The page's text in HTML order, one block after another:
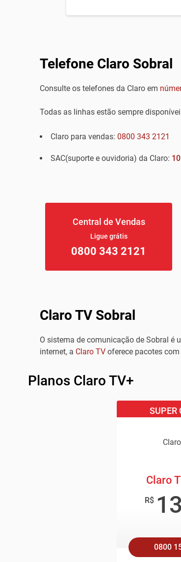
Telefone Claro Sobral
Consulte os telefones da Claro em
Todas as linhas estão sempre
Claro para vendas: 0800 343 2121
SAC(suporte e ouvidoria) da Claro:
Central de Vendas
Ligue grátis
0800 343 2121
Claro TV Sobral
O sistema de comunicação de Sobral é
internet, a Claro TVoferece pacotes com
Planos Claro TV+
SUPER
Claro
R$
0800